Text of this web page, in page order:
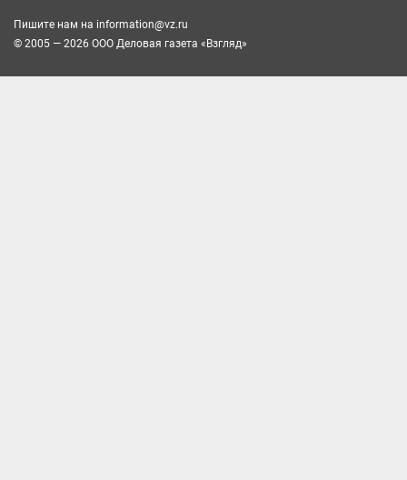
Пишите нам на information@vz.ru
© 2005 — 2026 ООО Деловая газета «Взгляд»